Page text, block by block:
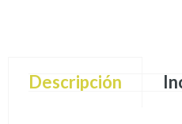
Descripción